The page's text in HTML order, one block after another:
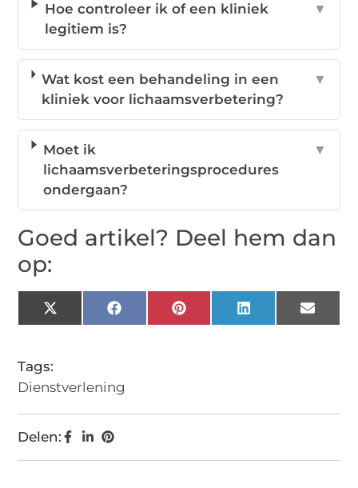
Hoe controleer ik of een kliniek
legitiem is?
▼
Wat kost een behandeling in een
kliniek voor lichaamsverbetering?
▼
Moet ik
lichaamsverbeteringsprocedures
ondergaan?
▼
Goed artikel? Deel hem dan
op:
X
(Twitter)
FacebookPinterestLinkedIn Email
Tags:
Dienstverlening
Delen: